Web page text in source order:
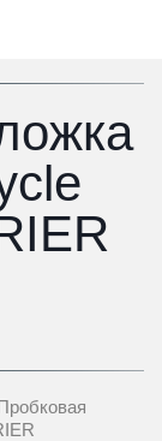
Пробковая подложка